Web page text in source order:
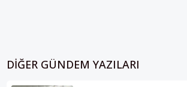
DIĞER GÜNDEM YAZILARI